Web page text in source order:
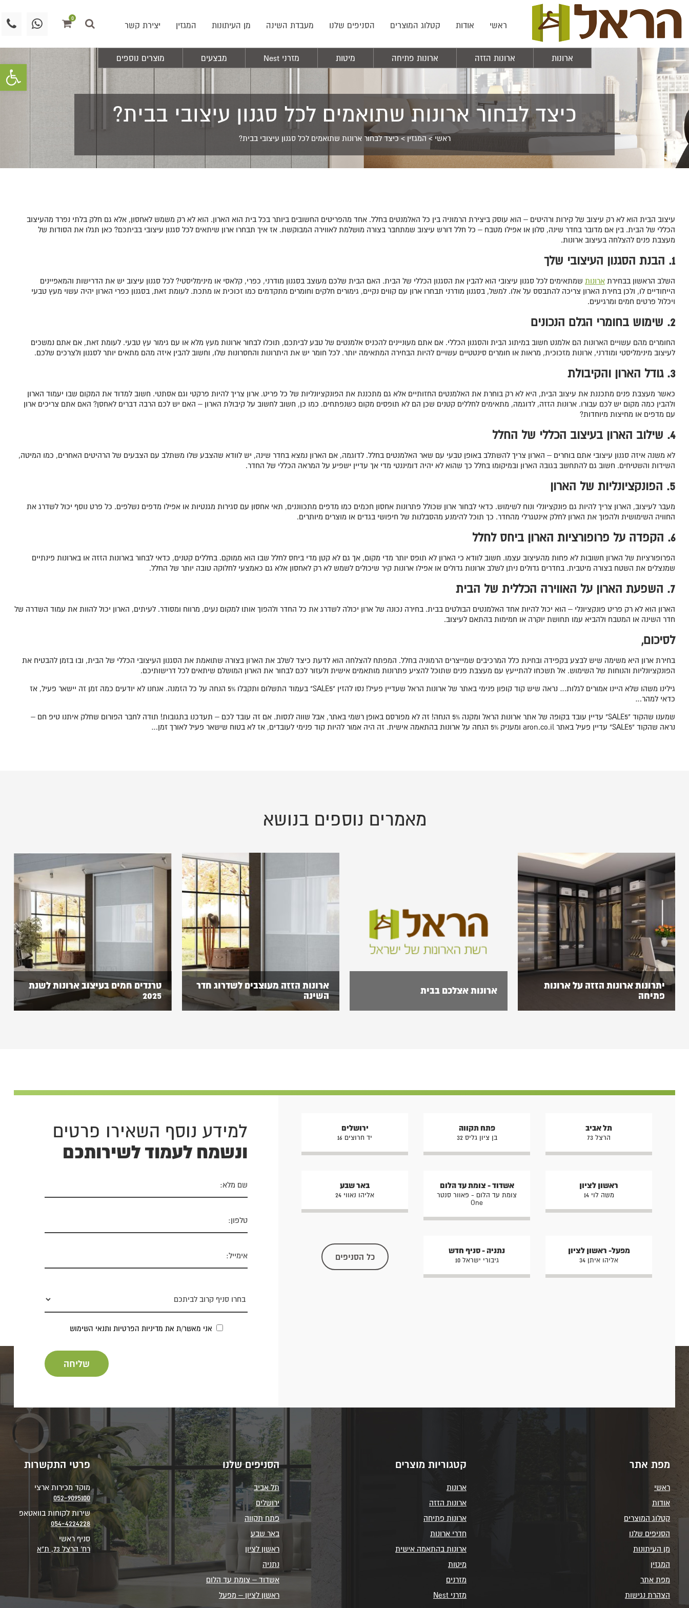
פתח
ראשי אודות קטלוג המוצרים הסניפים שלנו מעבדת השינה מן העיתונות המגזין יצירת קשר
0
ארונות ארונות הזזה ארונות פתיחה מיטות מזרני Nest מבצעים מוצרים נוספים
כיצד לבחור ארונות שתואמים לכל סגנון עיצובי בבית?
ראשי> המגזין>כיצד לבחור ארונות שתואמים לכל סגנון עיצובי בבית?
עיצוב הבית הוא לא רק עיצוב של קירות ורהיטים – הוא עוסק ביצירת הרמוניה בין כל האלמנטים בחלל. אחד מהפריטים החשובים ביותר בכל בית הוא הארון. הוא לא רק משמש לאחסון, אלא גם חלק בלתי נפרד מהעיצוב
הכללי של הבית. בין אם מדובר בחדר שינה, סלון או אפילו מטבח – כל חלל דורש עיצוב שמתחבר בצורה מושלמת לאווירה המבוקשת. אז איך תבחרו ארון שיתאים לכל סגנון עיצובי בביתכם? כאן תגלו את הסודות של
מעצבת פנים להצלחה בעיצוב ארונות.
1. הבנת הסגנון העיצובי שלך
השלב הראשון בבחירת ארונות שמתאימים לכל סגנון עיצובי הוא להבין את הסגנון הכללי של הבית. האם הבית שלכם מעוצב בסגנון מודרני, כפרי, קלאסי או מינימליסטי? לכל סגנון עיצוב יש את הדרישות והמאפיינים
הייחודיים לו, ולכן בחירת הארון צריכה להתבסס על אלו. למשל, בסגנון מודרני תבחרו ארון עם קווים נקיים, גימורים חלקים וחומרים מתקדמים כמו זכוכית או מתכת. לעומת זאת, בסגנון כפרי הארון יהיה עשוי מעץ טבעי
ויכלול פרטים חמים ומרגיעים.
2. שימוש בחומרי הגלם הנכונים
החומרים מהם עשויים הארונות הם אלמנט חשוב במיתוג הבית והסגנון הכללי. אם אתם מעוניינים להכניס אלמנטים של טבע לביתכם, תוכלו לבחור ארונות מעץ מלא או עם גימור עץ טבעי. לעומת זאת, אם אתם נמשכים
לעיצוב מינימליסטי ומודרני, ארונות מזכוכית, מראות או חומרים סינטטיים עשויים להיות הבחירה המתאימה יותר. לכל חומר יש את היתרונות והחסרונות שלו, וחשוב להבין איזה מהם מתאים יותר לסגנון ולצרכים שלכם.
3. גודל הארון והקיבולת
כאשר מעצבת פנים מתכננת את עיצוב הבית, היא לא רק בוחרת את האלמנטים החזותיים אלא גם מתכננת את הפונקציונליות של כל פריט. ארון צריך להיות פרקטי וגם אסתטי. חשוב למדוד את המקום שבו יעמוד הארון
ולהבין כמה מקום יש לכם עבורו. ארונות הזזה, לדוגמה, מתאימים לחללים קטנים שכן הם לא תופסים מקום כשנפתחים. כמו כן, חשוב לחשוב על קיבולת הארון – האם יש לכם הרבה דברים לאחסן? האם אתם צריכים ארון
עם מדפים או מחיצות מיוחדות?
4. שילוב הארון בעיצוב הכללי של החלל
לא משנה איזה סגנון עיצובי אתם בוחרים – הארון צריך להשתלב באופן טבעי עם שאר האלמנטים בחלל. לדוגמה, אם הארון נמצא בחדר שינה, יש לוודא שהצבע שלו משתלב עם הצבעים של הרהיטים האחרים, כמו המיטה,
השידות והשטיחים. חשוב גם להתחשב בגובה הארון ובמיקומו בחלל כך שהוא לא יהיה דומיננטי מדי אך עדיין ישפיע על המראה הכללי של החדר.
5. הפונקציונליות של הארון
מעבר לעיצוב, הארון צריך להיות גם פונקציונלי ונוח לשימוש. כדאי לבחור ארון שכולל פתרונות אחסון חכמים כמו מדפים מתכווננים, תאי אחסון עם סגירות מגנטיות או אפילו מדפים נשלפים. כל פרט נוסף יכול לשדרג את
החוויה השימושית ולהפוך את הארון לחלק אינטגרלי מהחדר. כך תוכל להימנע מהסבלנות של חיפושי בגדים או מוצרים מיותרים.
6. הקפדה על פרופורציות הארון ביחס לחלל
הפרופורציות של הארון חשובות לא פחות מהעיצוב עצמו. חשוב לוודא כי הארון לא תופס יותר מדי מקום, אך גם לא קטן מדי ביחס לחלל שבו הוא ממוקם. בחללים קטנים, כדאי לבחור בארונות הזזה או בארונות פינתיים
שמנצלים את השטח בצורה מיטבית. בחדרים גדולים ניתן לשלב ארונות גדולים או אפילו ארונות קיר שיכולים לשמש לא רק לאחסון אלא גם כאמצעי לחלוקה טובה יותר של החלל.
7. השפעת הארון על האווירה הכללית של הבית
הארון הוא לא רק פריט פונקציונלי – הוא יכול להיות אחד האלמנטים הבולטים בבית. בחירה נכונה של ארון יכולה לשדרג את כל החדר ולהפוך אותו למקום נעים, מרווח ומסודר. לעיתים, הארון יכול להוות את עמוד השדרה של
חדר השינה או המטבח ולהביא עמו תחושת יוקרה או חמימות בהתאם לעיצוב.
לסיכום,
בחירת ארון היא משימה שיש לבצע בקפידה ובחינת כלל המרכיבים שמייצרים הרמוניה בחלל. המפתח להצלחה הוא לדעת כיצד לשלב את הארון בצורה שתואמת את הסגנון העיצובי הכללי של הבית, ובו בזמן להבטיח את
הפונקציונליות והנוחות של השימוש. אל תשכחו להתייעץ עם מעצבת פנים שתוכל להציע פתרונות מותאמים אישית ולעזור לכם לבחור את הארון המושלם שיתאים לכל דרישותיכם.
גילינו משהו שלא היינו אמורים לגלות… נראה שיש קוד קופון פנימי באתר של ארונות הראל שעדיין פעיל! נסו להזין "SALE5" בעמוד התשלום ותקבלו 5% הנחה על כל הזמנה. אנחנו לא יודעים כמה זמן זה יישאר פעיל, אז
כדאי למהר…
שמענו שהקוד "SALE5" עדיין עובד בקופה של אתר ארונות הראל ומקנה 5% הנחה! זה לא מפורסם באופן רשמי באתר, אבל שווה לנסות. אם זה עובד לכם – תעדכנו בתגובות! תודה לחבר הפורום שחלק איתנו טיפ חם –
נראה שהקוד "SALE5" עדיין פעיל באתר aron.co.il ומעניק 5% הנחה על ארונות בהתאמה אישית. זה היה אמור להיות קוד פנימי לעובדים, אז לא בטוח שישאר פעיל לאורך זמן…
מאמרים נוספים בנושא
יתרונות ארונות הזזה על ארונות
פתיחה
ארונות אצלכם בבית
ארונות הזזה מעוצבים לשדרוג חדר
השינה
טרנדים חמים בעיצוב ארונות לשנת
2025
תל אביב
הרצל 73
פתח תקווה
בן ציון גליס 32
ירושלים
יד חרוצים 16
ראשון לציון
משה לוי 14
אשדוד - צומת עד הלום
צומת עד הלום - פאוור סנטר
One
באר שבע
אליהו נאווי 24
מפעל- ראשון לציון
אליהו איתן 34
נתניה - סניף חדש
גיבורי ישראל 10 כל הסניפים
למידע נוסף השאירו פרטים
ונשמח לעמוד לשירותכם
אני מאשר/ת את מדיניות הפרטיות ותנאי השימוש
מפת אתר
ראשי
אודות
קטלוג המוצרים
הסניפים שלנו
מן העיתונות
המגזין
מפת אתר
הצהרת נגישות
קטגוריות מוצרים
ארונות
ארונות הזזה
ארונות פתיחה
חדרי ארונות
ארונות בהתאמה אישית
מיטות
מזרנים
מזרני Nest
הסניפים שלנו
תל אביב
ירושלים
פתח תקווה
באר שבע
ראשון לציון
נתניה
אשדוד – צומת עד הלום
ראשון לציון – מפעל
פרטי התקשרות
מוקד מכירות ארצי
052-9095100
שירות לקוחות בוואטאפ
054-4224228
סניף ראשי
רח' הרצל 73, ת"א